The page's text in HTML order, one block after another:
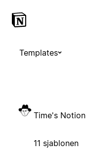
Templates
Time's Notion
11 sjablonen